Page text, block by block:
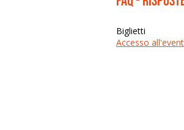
Biglietti
Accesso